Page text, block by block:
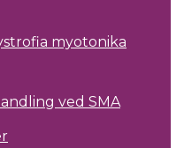
myotonika
ved SMA